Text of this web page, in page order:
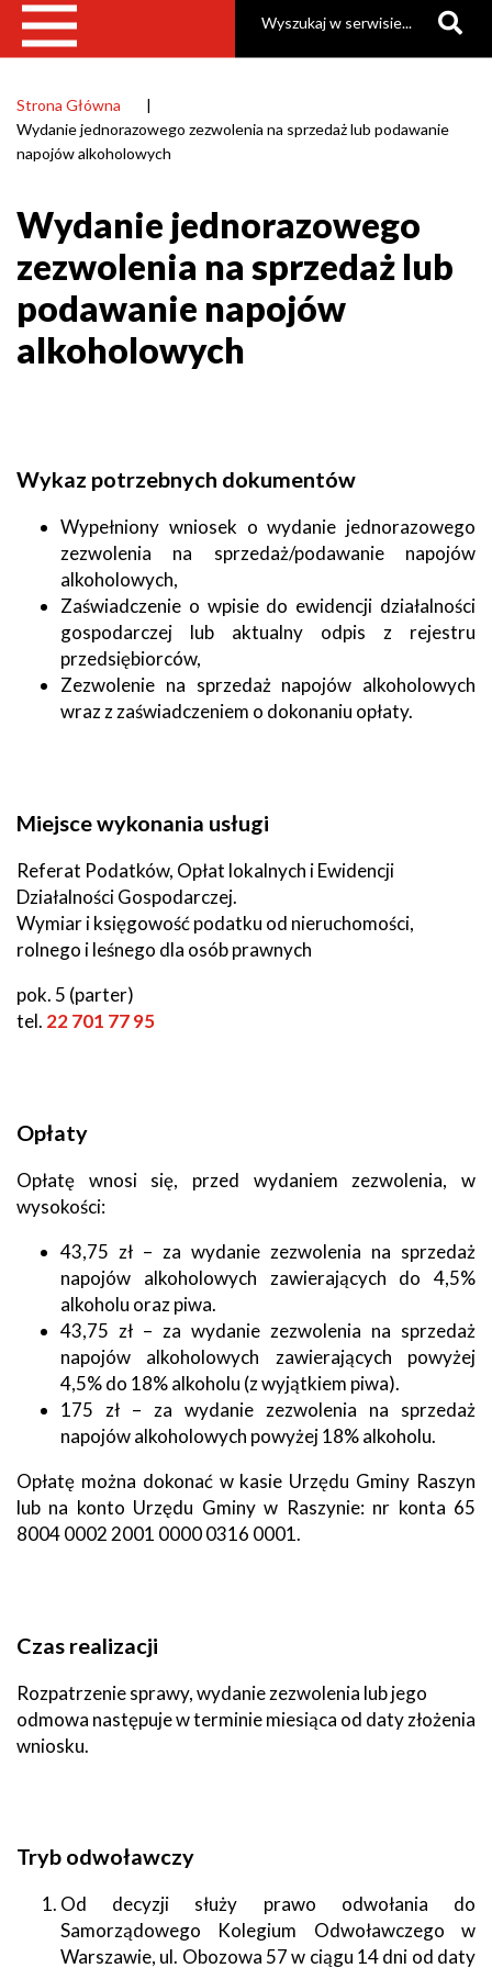
Ścieżka
nawigacyjna
Strona Główna
Wydanie jednorazowego zezwolenia na sprzedaż lub podawanie
napojów alkoholowych
Wydanie jednorazowego
zezwolenia na sprzedaż lub
podawanie napojów
alkoholowych
Wykaz potrzebnych dokumentów
Wypełniony wniosek o wydanie jednorazowego
zezwolenia na sprzedaż/podawanie napojów
alkoholowych,
Zaświadczenie o wpisie do ewidencji działalności
gospodarczej lub aktualny odpis z rejestru
przedsiębiorców,
Zezwolenie na sprzedaż napojów alkoholowych
wraz z zaświadczeniem o dokonaniu opłaty.
Miejsce wykonania usługi
Referat Podatków, Opłat lokalnych i Ewidencji
Działalności Gospodarczej.
Wymiar i księgowość podatku od nieruchomości,
rolnego i leśnego dla osób prawnych
pok. 5 (parter)
tel. 22 701 77 95
Opłaty
Opłatę wnosi się, przed wydaniem zezwolenia, w
wysokości:
43,75 zł – za wydanie zezwolenia na sprzedaż
napojów alkoholowych zawierających do 4,5%
alkoholu oraz piwa.
43,75 zł – za wydanie zezwolenia na sprzedaż
napojów alkoholowych zawierających powyżej
4,5% do 18% alkoholu (z wyjątkiem piwa).
175 zł – za wydanie zezwolenia na sprzedaż
napojów alkoholowych powyżej 18% alkoholu.
Opłatę można dokonać w kasie Urzędu Gminy Raszyn
lub na konto Urzędu Gminy w Raszynie: nr konta 65
8004 0002 2001 0000 0316 0001.
Czas realizacji
Rozpatrzenie sprawy, wydanie zezwolenia lub jego
odmowa następuje w terminie miesiąca od daty złożenia
wniosku.
Tryb odwoławczy
Od decyzji służy prawo odwołania do
Samorządowego Kolegium Odwoławczego w
Warszawie, ul. Obozowa 57 w ciągu 14 dni od daty